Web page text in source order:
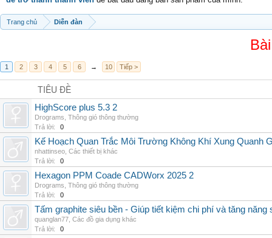
Trang chủ Diễn đàn
1 2 3 4 5 6 → 10 Tiếp >
TIÊU ĐỀ
HighScore plus 5.3 2
Drograms Thông gió thông thường
Trả lời:
0
Kế Hoạch Quan Trắc Môi Trường Không Khí Xung Quanh
nhattinseo Các thiết bị khác
Trả lời:
0
Hexagon PPM Coade CADWorx 2025 2
Drograms Thông gió thông thường
Trả lời:
0
Tấm graphite siêu bền - Giúp tiết kiệm chi phí và tăng năng
quanglan77 Các đồ gia dụng khác
Trả lời:
0